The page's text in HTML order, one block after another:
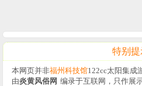
特别提
本网页并非福州科技馆122cc太阳集成
由炎黄风俗网 编录于互联网，只作展